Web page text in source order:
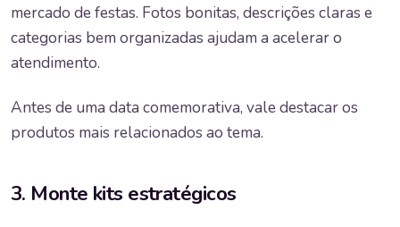
mercado de festas. Fotos bonitas, descrições claras e
categorias bem organizadas ajudam a acelerar o
atendimento.
Antes de uma data comemorativa, vale destacar os
produtos mais relacionados ao tema.
3. Monte kits estratégicos